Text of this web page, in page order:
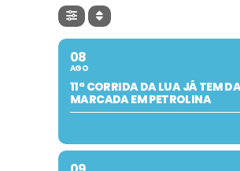
08
AGO
11ª CORRIDA DA LUA JÁ TEM
MARCADA EM PETROLINA